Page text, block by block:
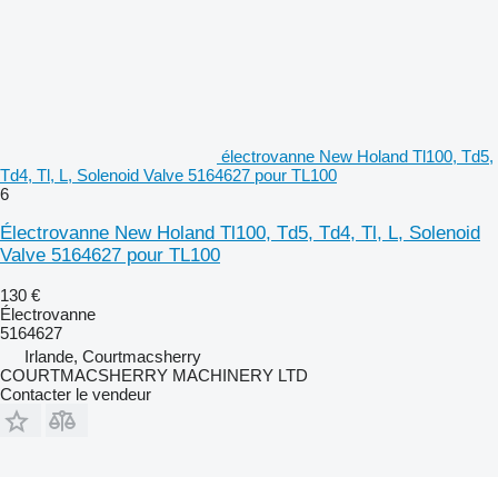
électrovanne New Holand Tl100, Td5,
Td4, Tl, L, Solenoid Valve 5164627 pour TL100
6
Électrovanne New Holand Tl100, Td5, Td4, Tl, L, Solenoid
Valve 5164627 pour TL100
130 €
Électrovanne
5164627
Irlande, Courtmacsherry
COURTMACSHERRY MACHINERY LTD
Contacter le vendeur